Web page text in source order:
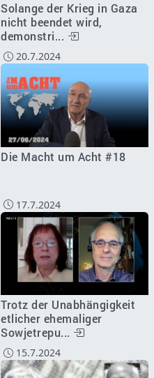
Solange der Krieg in Gaza
nicht beendet wird,
demonstri...
20.7.2024
Die Macht um Acht #18
17.7.2024
Trotz der Unabhängigkeit
etlicher ehemaliger
Sowjetrepu...
15.7.2024